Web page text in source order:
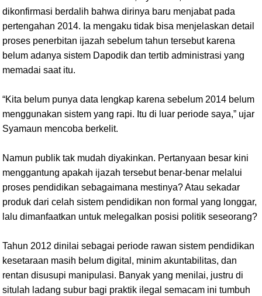
dikonfirmasi berdalih bahwa dirinya baru menjabat pada
pertengahan 2014. Ia mengaku tidak bisa menjelaskan detail
proses penerbitan ijazah sebelum tahun tersebut karena
belum adanya sistem Dapodik dan tertib administrasi yang
memadai saat itu.
“Kita belum punya data lengkap karena sebelum 2014 belum
menggunakan sistem yang rapi. Itu di luar periode saya,” ujar
Syamaun mencoba berkelit.
Namun publik tak mudah diyakinkan. Pertanyaan besar kini
menggantung apakah ijazah tersebut benar-benar melalui
proses pendidikan sebagaimana mestinya? Atau sekadar
produk dari celah sistem pendidikan non formal yang longgar,
lalu dimanfaatkan untuk melegalkan posisi politik seseorang?
Tahun 2012 dinilai sebagai periode rawan sistem pendidikan
kesetaraan masih belum digital, minim akuntabilitas, dan
rentan disusupi manipulasi. Banyak yang menilai, justru di
situlah ladang subur bagi praktik ilegal semacam ini tumbuh